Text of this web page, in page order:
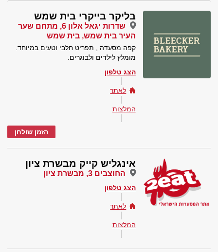
בליקר בייקרי בית שמש
שדרות יגאל אלון 6, מתחם שער
העיר בית שמש, בית שמש
קפה מסעדה , תפריט חלבי וטעים במיוחד.
מומלץ לילדים ולבוגרים.
הצג טלפון
לאתר
המלצות
הזמן שולחן
אינגליש קייק מבשרת ציון
החוצבים 3, מבשרת ציון
הצג טלפון
לאתר
המלצות